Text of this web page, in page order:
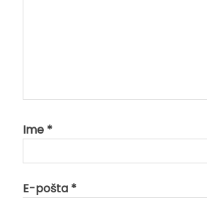
Ime *
E-pošta *